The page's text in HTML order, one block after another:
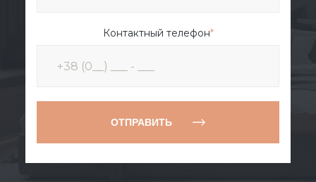
Контактный телефон*
ОТПРАВИТЬ